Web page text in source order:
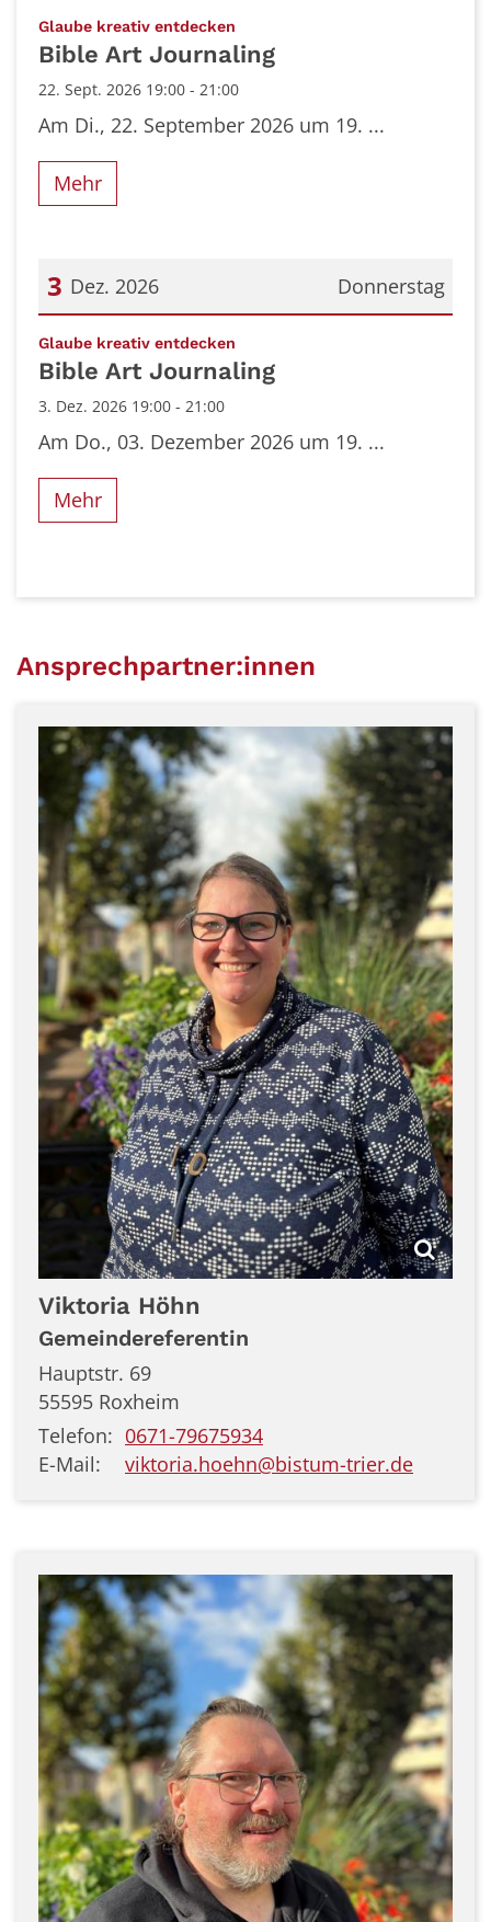
Datum: 22. September 2026
Glaube kreativ entdecken
Bible Art Journaling
22. Sept. 2026 19:00 - 21:00
Am Di., 22. September 2026 um 19. ...
Mehr
Donnerstag
3 Dez. 2026
Datum: 3. Dezember 2026
Glaube kreativ entdecken
Bible Art Journaling
3. Dez. 2026 19:00 - 21:00
Am Do., 03. Dezember 2026 um 19. ...
Mehr
Ansprechpartner:innen
Viktoria Höhn
Gemeindereferentin
Hauptstr. 69
55595 Roxheim
Telefon: 0671-79675934
E-Mail:
viktoria.hoehn@bistum-trier.de